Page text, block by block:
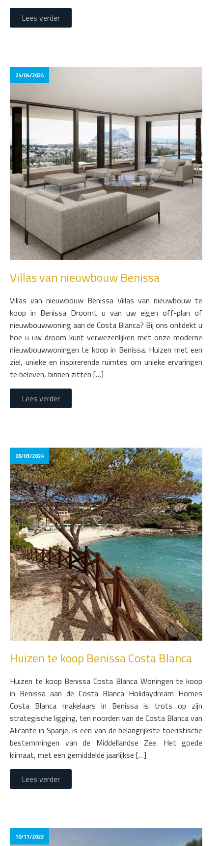
Lees verder
24/04/2024
Villas van nieuwbouw Benissa
Villas van nieuwbouw Benissa Villas van nieuwbouw te
koop in Benissa Droomt u van uw eigen off-plan of
nieuwbouwwoning aan de Costa Blanca? Bij ons ontdekt u
hoe u uw droom kunt verwezenlijken met onze moderne
nieuwbouwwoningen te koop in Benissa. Huizen met een
ziel, unieke en inspirerende ruimtes om unieke ervaringen
te beleven, binnen zitten […]
Lees verder
06/03/2024
Huizen te koop Benissa Costa Blanca
Huizen te koop Benissa Costa Blanca Woningen te koop
in Benissa aan de Costa Blanca Holidaydream Homes
Costa Blanca makelaars in Benissa is trots op zijn
strategische ligging, ten noorden van de Costa Blanca van
Alicante in Spanje, is een van de belangrijkste toeristische
bestemmingen van de Middellandse Zee. Het goede
klimaat, met een gemiddelde jaarlijkse […]
Lees verder
10/11/2023